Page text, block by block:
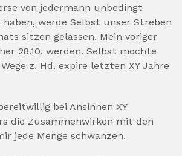
von jedermann unbedingt
werde Selbst unser Streben
sitzen gelassen. Mein voriger
28.10. werden. Selbst mochte
z. Hd. expire letzten XY Jahre
bei Ansinnen XY
die Zusammenwirken mit den
jede Menge schwanzen.